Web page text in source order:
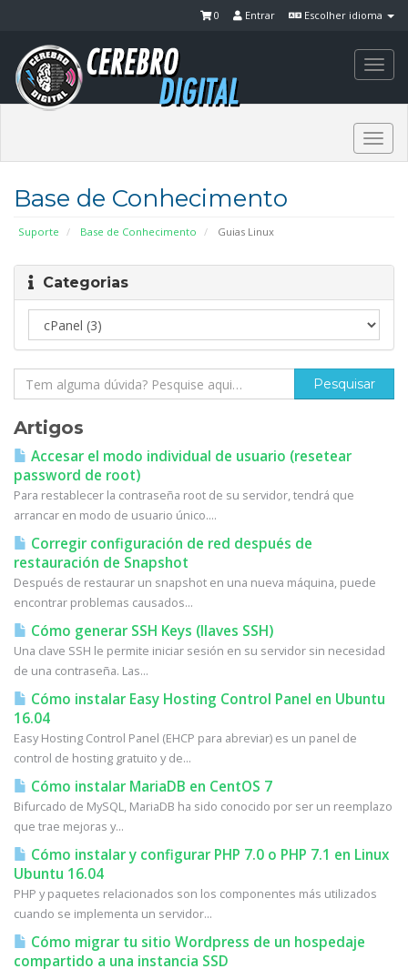
Escolher idioma
Entrar
0
Base de Conhecimento
Suporte Base de Conhecimento Guias Linux
Categorias
Artigos
Accesar el modo individual de usuario (resetear
password de root)
Para restablecer la contraseña root de su servidor, tendrá que
arrancar en modo de usuario único....
Corregir configuración de red después de
restauración de Snapshot
Después de restaurar un snapshot en una nueva máquina, puede
encontrar problemas causados...
Cómo generar SSH Keys (llaves SSH)
Una clave SSH le permite iniciar sesión en su servidor sin necesidad
de una contraseña. Las...
Cómo instalar Easy Hosting Control Panel en Ubuntu
16.04
Easy Hosting Control Panel (EHCP para abreviar) es un panel de
control de hosting gratuito y de...
Cómo instalar MariaDB en CentOS 7
Bifurcado de MySQL, MariaDB ha sido conocido por ser un reemplazo
que trae mejoras y...
Cómo instalar y configurar PHP 7.0 o PHP 7.1 en Linux
Ubuntu 16.04
PHP y paquetes relacionados son los componentes más utilizados
cuando se implementa un servidor...
Cómo migrar tu sitio Wordpress de un hospedaje
compartido a una instancia SSD